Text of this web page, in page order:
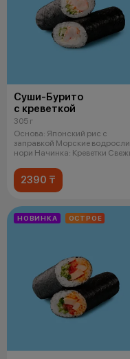
Суши-Бурито
с креветкой
305 г
Основа: Японский рис с
заправкой Морские водросли
нори Начинка: Креветки Свежие
2390 ₸
НОВИНКА ОСТРОЕ